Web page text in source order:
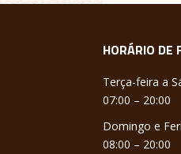
HORÁRIO DE
Terça-feira a
07:00 – 20:00
Domingo e
08:00 – 20:00